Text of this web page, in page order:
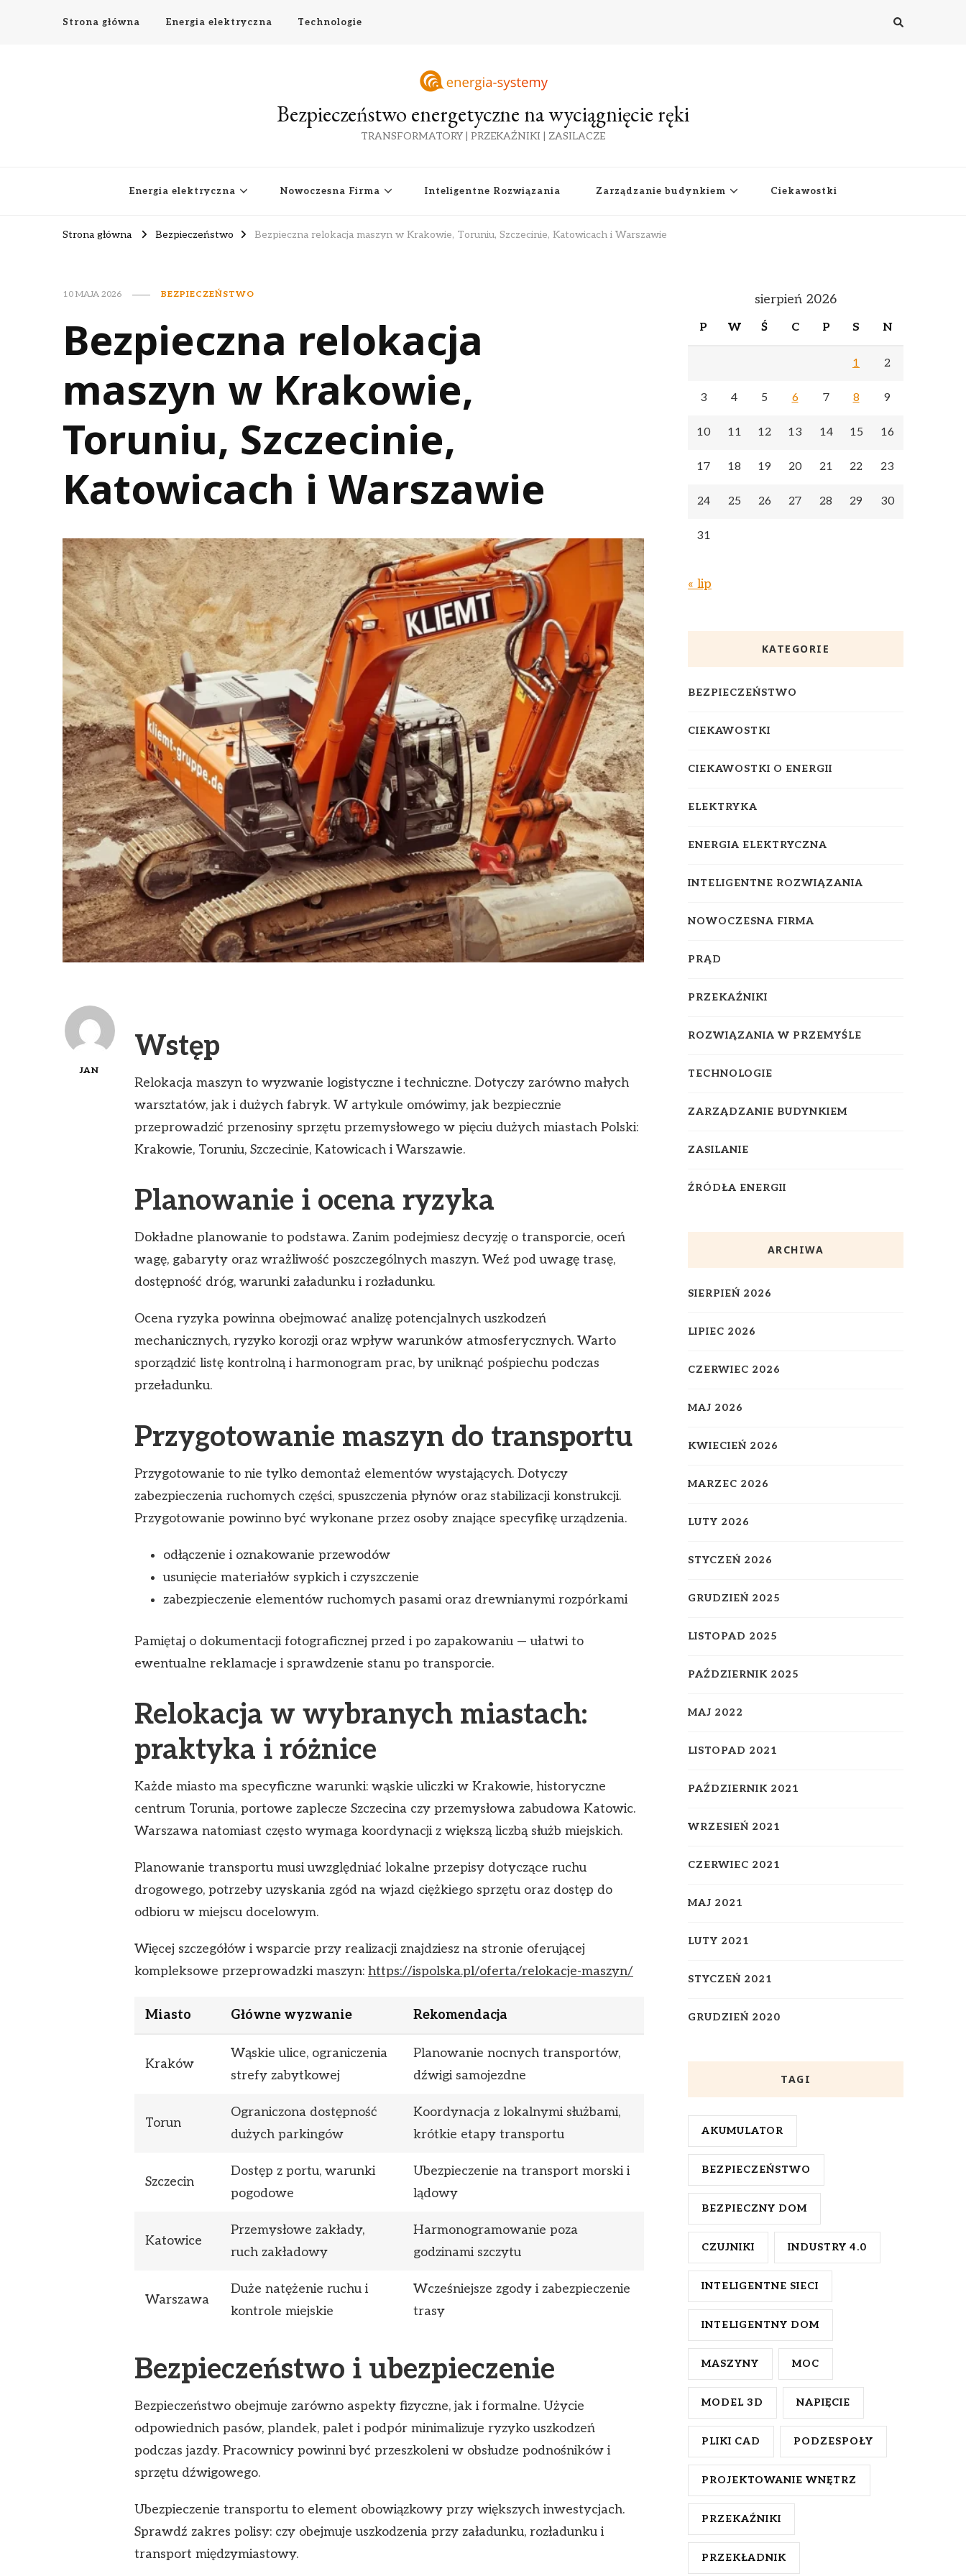
Strona główna Energia elektryczna Technologie
Bezpieczeństwo energetyczne na wyciągnięcie ręki
TRANSFORMATORY | PRZEKAŹNIKI | ZASILACZE
Energia elektryczna Nowoczesna Firma Inteligentne Rozwiązania Zarządzanie budynkiem Ciekawostki
Strona główna Bezpieczeństwo Bezpieczna relokacja maszyn w Krakowie, Toruniu, Szczecinie, Katowicach i Warszawie
10 MAJA 2026 BEZPIECZEŃSTWO
Bezpieczna relokacja
maszyn w Krakowie,
Toruniu, Szczecinie,
Katowicach i Warszawie
JAN
Wstęp
Relokacja maszyn to wyzwanie logistyczne i techniczne. Dotyczy zarówno małych
warsztatów, jak i dużych fabryk. W artykule omówimy, jak bezpiecznie
przeprowadzić przenosiny sprzętu przemysłowego w pięciu dużych miastach Polski:
Krakowie, Toruniu, Szczecinie, Katowicach i Warszawie.
Planowanie i ocena ryzyka
Dokładne planowanie to podstawa. Zanim podejmiesz decyzję o transporcie, oceń
wagę, gabaryty oraz wrażliwość poszczególnych maszyn. Weź pod uwagę trasę,
dostępność dróg, warunki załadunku i rozładunku.
Ocena ryzyka powinna obejmować analizę potencjalnych uszkodzeń
mechanicznych, ryzyko korozji oraz wpływ warunków atmosferycznych. Warto
sporządzić listę kontrolną i harmonogram prac, by uniknąć pośpiechu podczas
przeładunku.
Przygotowanie maszyn do transportu
Przygotowanie to nie tylko demontaż elementów wystających. Dotyczy
zabezpieczenia ruchomych części, spuszczenia płynów oraz stabilizacji konstrukcji.
Przygotowanie powinno być wykonane przez osoby znające specyfikę urządzenia.
odłączenie i oznakowanie przewodów
usunięcie materiałów sypkich i czyszczenie
zabezpieczenie elementów ruchomych pasami oraz drewnianymi rozpórkami
Pamiętaj o dokumentacji fotograficznej przed i po zapakowaniu — ułatwi to
ewentualne reklamacje i sprawdzenie stanu po transporcie.
Relokacja w wybranych miastach:
praktyka i różnice
Każde miasto ma specyficzne warunki: wąskie uliczki w Krakowie, historyczne
centrum Torunia, portowe zaplecze Szczecina czy przemysłowa zabudowa Katowic.
Warszawa natomiast często wymaga koordynacji z większą liczbą służb miejskich.
Planowanie transportu musi uwzględniać lokalne przepisy dotyczące ruchu
drogowego, potrzeby uzyskania zgód na wjazd ciężkiego sprzętu oraz dostęp do
odbioru w miejscu docelowym.
Więcej szczegółów i wsparcie przy realizacji znajdziesz na stronie oferującej
kompleksowe przeprowadzki maszyn: https://ispolska.pl/oferta/relokacje-maszyn/
Miasto Główne wyzwanie Rekomendacja
Kraków
Wąskie ulice, ograniczenia
strefy zabytkowej
Planowanie nocnych transportów,
dźwigi samojezdne
Torun
Ograniczona dostępność
dużych parkingów
Koordynacja z lokalnymi służbami,
krótkie etapy transportu
Szczecin
Dostęp z portu, warunki
pogodowe
Ubezpieczenie na transport morski i
lądowy
Katowice
Przemysłowe zakłady,
ruch zakładowy
Harmonogramowanie poza
godzinami szczytu
Warszawa
Duże natężenie ruchu i
kontrole miejskie
Wcześniejsze zgody i zabezpieczenie
trasy
Bezpieczeństwo i ubezpieczenie
Bezpieczeństwo obejmuje zarówno aspekty fizyczne, jak i formalne. Użycie
odpowiednich pasów, plandek, palet i podpór minimalizuje ryzyko uszkodzeń
podczas jazdy. Pracownicy powinni być przeszkoleni w obsłudze podnośników i
sprzętu dźwigowego.
Ubezpieczenie transportu to element obowiązkowy przy większych inwestycjach.
Sprawdź zakres polisy: czy obejmuje uszkodzenia przy załadunku, rozładunku i
transport międzymiastowy.
sierpień 2026
P W Ś C P S N
1 2
3 4 5 6 7 8 9
10 11 12 13 14 15 16
17 18 19 20 21 22 23
24 25 26 27 28 29 30
31
« lip
KATEGORIE
BEZPIECZEŃSTWO
CIEKAWOSTKI
CIEKAWOSTKI O ENERGII
ELEKTRYKA
ENERGIA ELEKTRYCZNA
INTELIGENTNE ROZWIĄZANIA
NOWOCZESNA FIRMA
PRĄD
PRZEKAŹNIKI
ROZWIĄZANIA W PRZEMYŚLE
TECHNOLOGIE
ZARZĄDZANIE BUDYNKIEM
ZASILANIE
ŹRÓDŁA ENERGII
ARCHIWA
SIERPIEŃ 2026
LIPIEC 2026
CZERWIEC 2026
MAJ 2026
KWIECIEŃ 2026
MARZEC 2026
LUTY 2026
STYCZEŃ 2026
GRUDZIEŃ 2025
LISTOPAD 2025
PAŹDZIERNIK 2025
MAJ 2022
LISTOPAD 2021
PAŹDZIERNIK 2021
WRZESIEŃ 2021
CZERWIEC 2021
MAJ 2021
LUTY 2021
STYCZEŃ 2021
GRUDZIEŃ 2020
TAGI
AKUMULATOR
BEZPIECZEŃSTWO
BEZPIECZNY DOM
CZUJNIKI INDUSTRY 4.0
INTELIGENTNE SIECI
INTELIGENTNY DOM
MASZYNY MOC
MODEL 3D NAPIĘCIE
PLIKI CAD PODZESPOŁY
PROJEKTOWANIE WNĘTRZ
PRZEKAŹNIKI
PRZEKŁADNIK